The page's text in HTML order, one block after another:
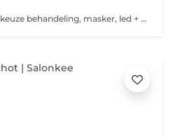
Dieptereiniging, na advies keuze behandeling, masker, led + massage + afwerking Prijzen kunnen afwijken na keuze behandeling